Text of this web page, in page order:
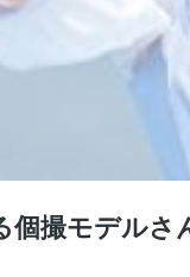
撮モデルさ